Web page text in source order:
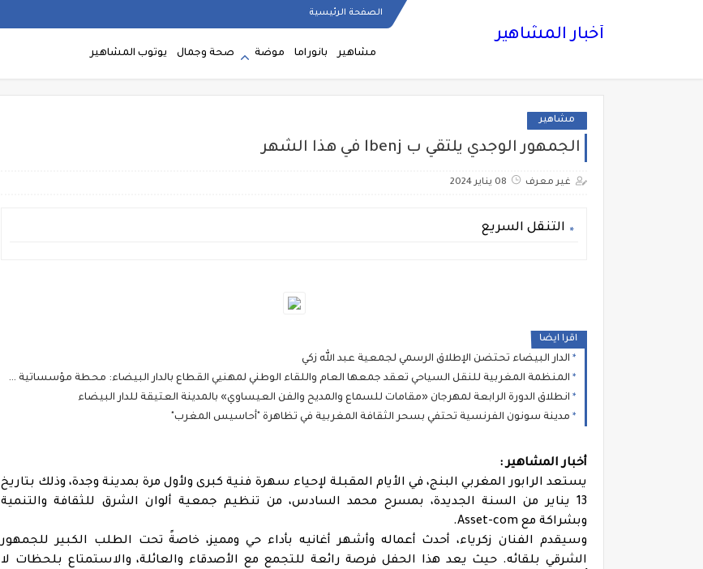
الصفحة الرئيسية
أخبار المشاهير
مشاهير بانوراما موضة صحة وجمال يوتوب المشاهير
مشاهير
الجمهور الوجدي يلتقي ب lbenj في هذا الشهر
غير معرف 08 يناير 2024
التنقل السريع
اقرا ايضا
الدار البيضاء تحتضن الإطلاق الرسمي لجمعية عبد الله زكي
المنظمة المغربية للنقل السياحي تعقد جمعها العام واللقاء الوطني لمهنيي القطاع بالدار البيضاء: محطة مؤسساتية لتقوية الحوار وتثمين دور النقل السياحي في التنمية
انطلاق الدورة الرابعة لمهرجان «مقامات للسماع والمديح والفن العيساوي» بالمدينة العتيقة للدار البيضاء
مدينة سونون الفرنسية تحتفي بسحر الثقافة المغربية في تظاهرة "أحاسيس المغرب"
أخبار المشاهير :
يستعد الرابور المغربي البنج، في الأيام المقبلة لإحياء سهرة فنية كبرى ولأول مرة بمدينة وجدة، وذلك بتاريخ
13 يناير من السنة الجديدة، بمسرح محمد السادس، من تنظيم جمعية ألوان الشرق للثقافة والتنمية
وبشراكة مع Asset-com.
وسيقدم الفنان زكرياء، أحدث أعماله وأشهر أغانيه بأداء حي ومميز، خاصةً تحت الطلب الكبير للجمهور
الشرقي بلقائه. حيث يعد هذا الحفل فرصة رائعة للتجمع مع الأصدقاء والعائلة، والاستمتاع بلحظات لا